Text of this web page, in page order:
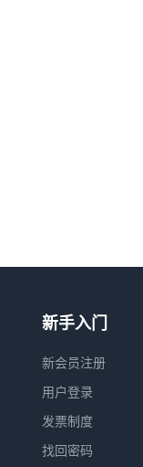
新手入门
新会员注册
用户登录
发票制度
找回密码